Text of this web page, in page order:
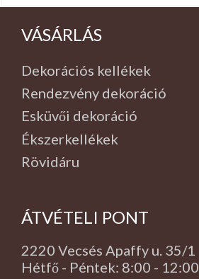
VÁSÁRLÁS
Dekorációs kellékek
Rendezvény dekoráció
Esküvői dekoráció
Ékszerkellékek
Rövidáru
ÁTVÉTELI PONT
2220 Vecsés Apaffy u. 35/1
Hétfő - Péntek: 8:00 - 12:00